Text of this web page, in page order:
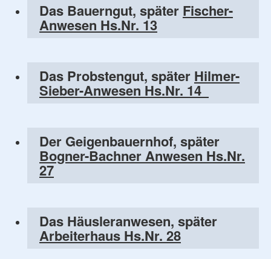
Das Bauerngut, später Fischer-
Anwesen Hs.Nr. 13
Das Probstengut, später Hilmer-
Sieber-Anwesen Hs.Nr. 14
Der Geigenbauernhof, später
Bogner-Bachner Anwesen Hs.Nr.
27
Das Häusleranwesen, später
Arbeiterhaus Hs.Nr. 28